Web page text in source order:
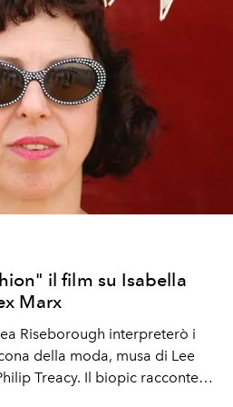
il film su Isabella
Marx
Riseborough interpreterò i
della moda, musa di Lee
Treacy. Il biopic racconterà